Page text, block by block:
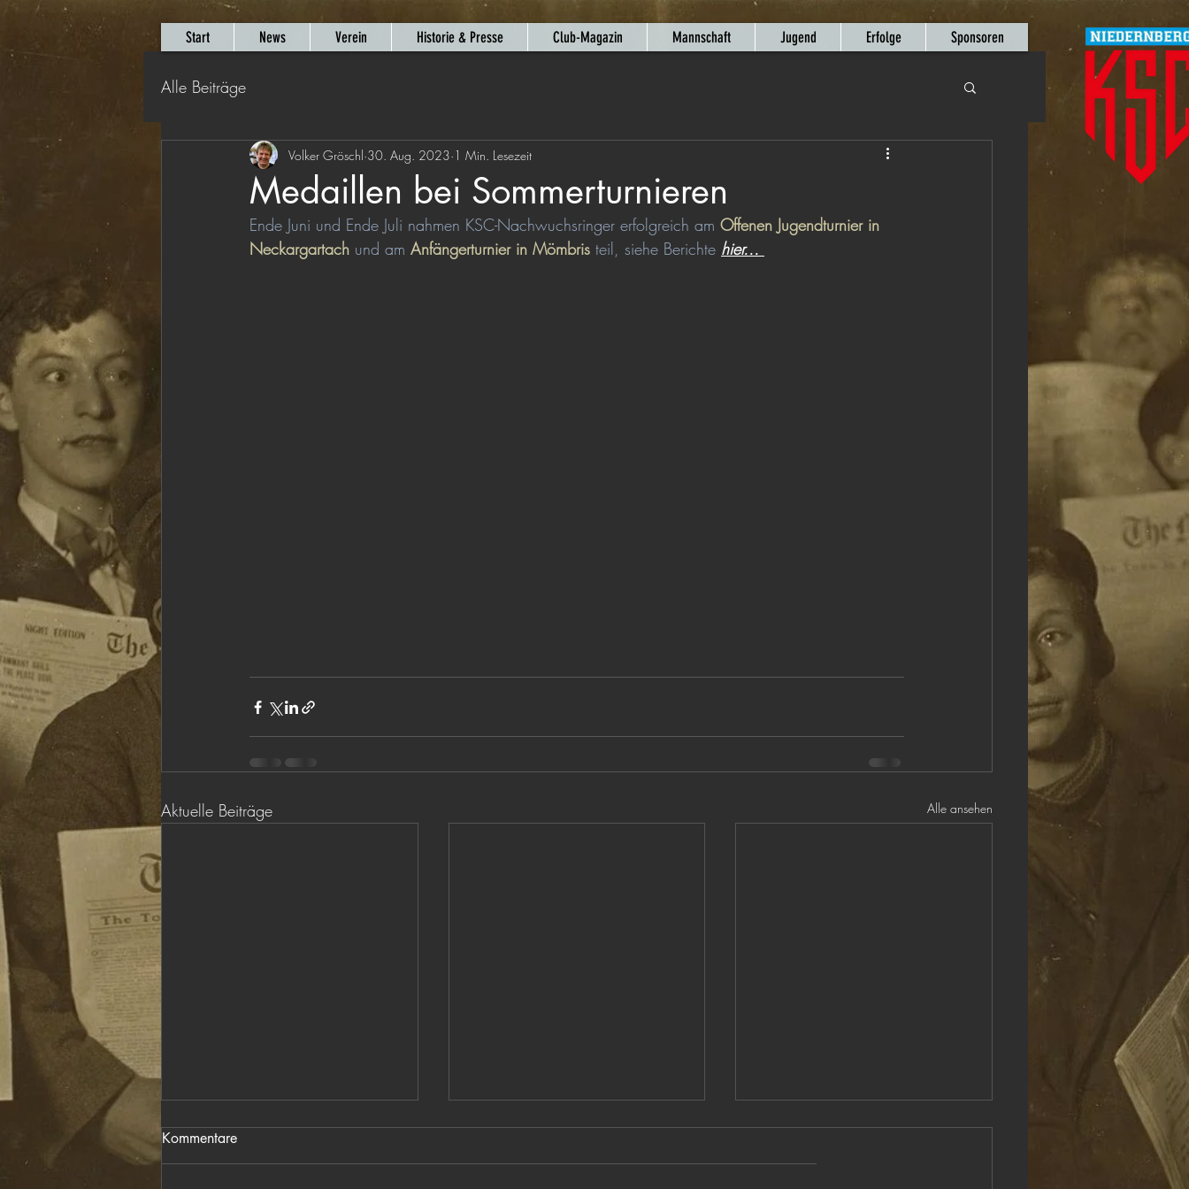
Start News Verein Historie & Presse Club-Magazin Mannschaft Jugend Erfolge Sponsoren
Alle Beiträge
Medaillen bei Sommerturnieren
Volker Gröschl 30. Aug. 2023 1 Min. Lesezeit
Ende Juni und Ende Juli nahmen KSC-Nachwuchsringer erfolgreich am Offenen Jugendturnier in
Neckargartach und am Anfängerturnier in Mömbris teil, siehe Berichte hier...
Aktuelle Beiträge Alle ansehen
Kommentare